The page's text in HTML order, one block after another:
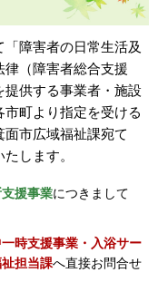
障害者の日常生活及
（障害者総合支援
供する事業者・施設
町より指定を受ける
市広域福祉課宛て
します。
援事業につきまして
時支援事業・入浴サー
担当課へ直接お問合せ